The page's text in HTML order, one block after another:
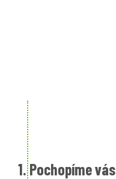
1. Pochopíme vás